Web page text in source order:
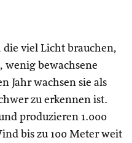
viel Licht brauchen,
wenig bewachsene
Jahr wachsen sie als
zu erkennen ist.
produzieren 1.000
bis zu 100 Meter weit